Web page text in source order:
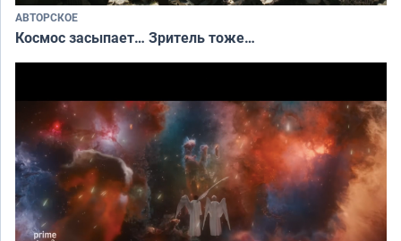
АВТОРСКОЕ
Космос засыпает… Зритель тоже…